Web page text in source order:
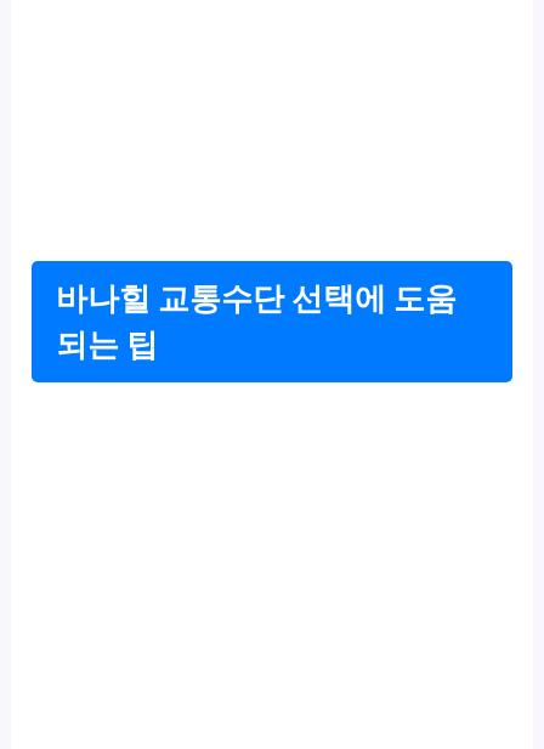
바나힐 교통수단 선택에 도움
되는 팁